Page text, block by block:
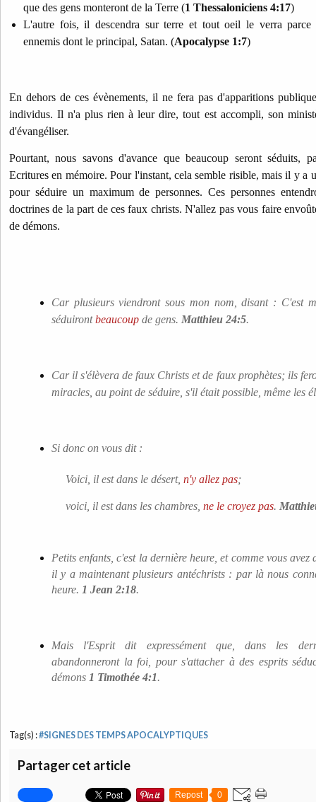
que des gens monteront de la Terre (1 Thessaloniciens 4:17)
L'autre fois, il descendra sur terre et tout oeil le verra parce
ennemis dont le principal, Satan. (Apocalypse 1:7)
En dehors de ces évènements, il ne fera pas d'apparitions
individus. Il n'a plus rien à leur dire, tout est accompli, son
d'évangéliser.
Pourtant, nous savons d'avance que beaucoup seront séduits,
Ecritures en mémoire.Pour l'instant, cela semble risible, mais il y a
pour séduire un maximum de personnes. Ces personnes
doctrines de la part de ces faux christs. N'allez pas vous faire
de démons.
Car plusieurs viendront sous mon nom, disant : C'est
séduirontbeaucoup de gens. Matthieu 24:5.
Car il s'élèvera de faux Christs et de faux prophètes; ils
miracles, au point de séduire, s'il était possible, même les
Si donc on vous dit :
Voici, il est dans le désert, n'y allez pas;
voici, il est dans les chambres, ne le croyez pas.
Petits enfants, c'est la dernière heure, et comme vous
il y a maintenant plusieurs antéchrists : par là nous
heure. 1 Jean 2:18.
Mais l'Esprit dit expressément que, dans les
abandonneront la foi, pour s'attacher à des esprits
démons 1 Timothée 4:1.
Tag(s) :#SIGNES DES TEMPS APOCALYPTIQUES
Partager cet article
Repost 0